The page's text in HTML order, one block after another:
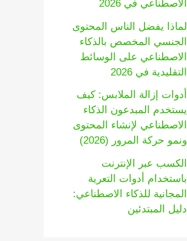
الاصطناعي في 2026
لماذا يفضل الناس المحتوى
الجنسي المخصص بالذكاء
الاصطناعي على الوسائط
التقليدية في 2026
أدوات إزالة الملابس: كيف
يستخدم المبدعون الذكاء
الاصطناعي لإنشاء المحتوى
ونمو حركة المرور (2026)
الكسب عبر الإنترنت
باستخدام أدوات التعرية
المجانية للذكاء الاصطناعي:
دليل المبتدئين